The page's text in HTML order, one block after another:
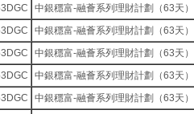
中銀穩富-融薈系列理財計劃（63天）
中銀穩富-融薈系列理財計劃（63天）
中銀穩富-融薈系列理財計劃（63天）
中銀穩富-融薈系列理財計劃（63天）
中銀穩富-融薈系列理財計劃（63天）